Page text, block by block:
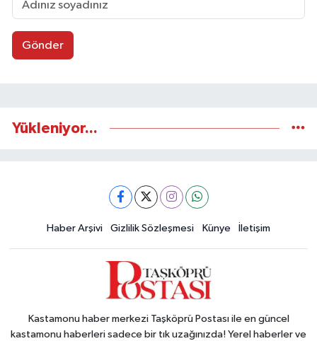
Gönder
Yükleniyor...
Haber Arşivi Gizlilik Sözleşmesi Künye İletişim
Kastamonu haber merkezi Taşköprü Postası ile en güncel
kastamonu haberleri sadece bir tık uzağınızda! Yerel haberler ve